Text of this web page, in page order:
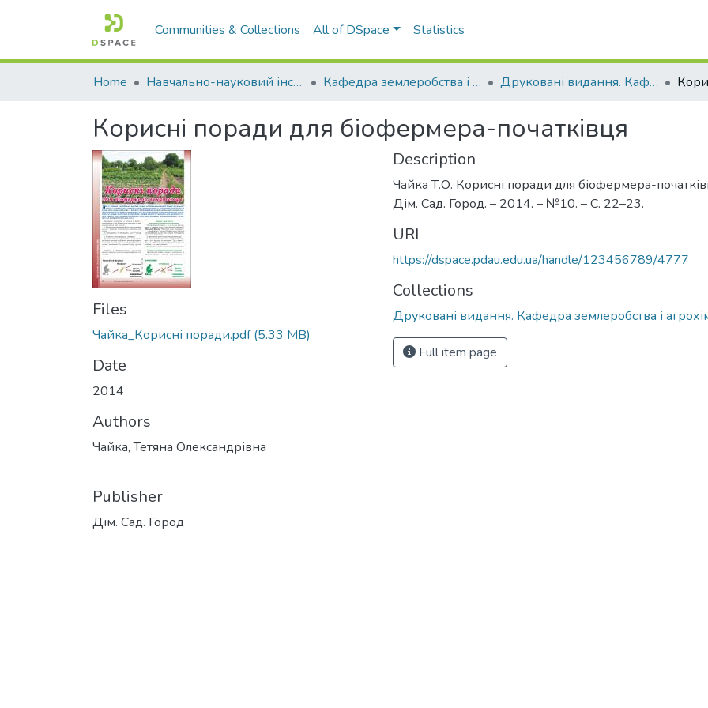
Communities & Collections All of DSpace Statistics
Home Навчально-науковий інститут агротехнологій, селекції та екології Кафедра землеробства і агрохімії ім. В.І.Сазанова Друковані видання. Кафедра землеробства і агрохімії ім. В.І.Сазанова
Корисні поради для біофермера-початківця
Files
Чайка_Корисні поради.pdf(5.33 MB)
Date
2014
Authors
Чайка, Тетяна Олександрівна
Publisher
Дім. Сад. Город
Description
Чайка Т.О. Корисні поради для біофермера-
Дім. Сад. Город. – 2014. – №10. – С. 22–23.
URI
https://dspace.pdau.edu.ua/handle/123456789/4777
Collections
Друковані видання. Кафедра землеробства і
Full item page